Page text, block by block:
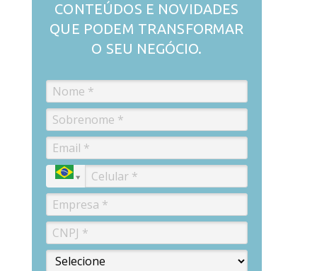
CONTEÚDOS E NOVIDADES
QUE PODEM TRANSFORMAR
O SEU NEGÓCIO.